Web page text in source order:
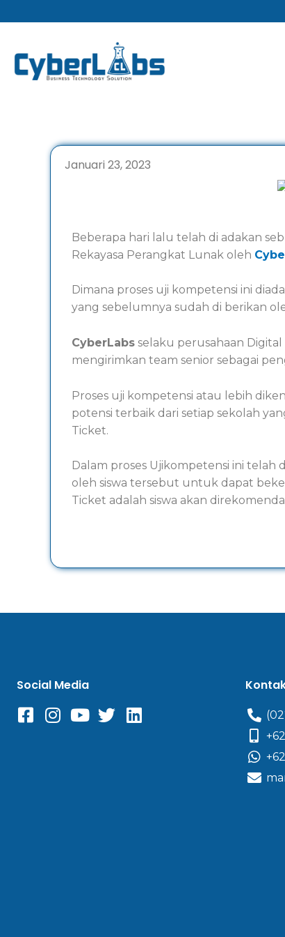
ke
Januari 23, 2023
Beberapa hari lalu telah di adakan
Rekayasa Perangkat Lunak oleh
Dimana proses uji kompetensi ini
yang sebelumnya sudah di berikan
CyberLabs selaku perusahaan
mengirimkan team senior sebagai
Proses uji kompetensi atau lebih
potensi terbaik dari setiap sekolah
Ticket.
Dalam proses Ujikompetensi ini telah
oleh siswa tersebut untuk dapat
Ticket adalah siswa akan
Social Media